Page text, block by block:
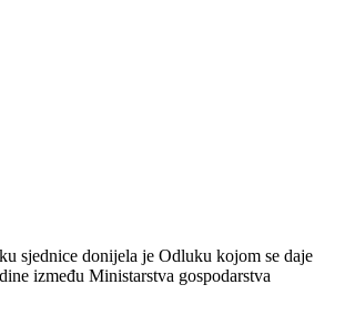
sjednice donijela je Odluku kojom se daje
između Ministarstva gospodarstva